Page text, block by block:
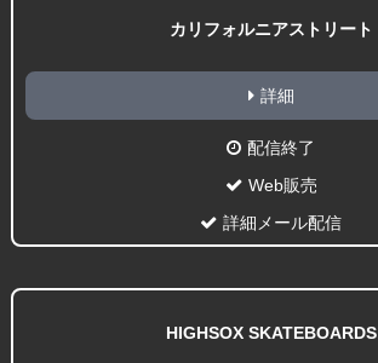
カリフォルニアストリート
詳細
配信終了
Web販売
詳細メール配信
HIGHSOX SKATEBOARDS